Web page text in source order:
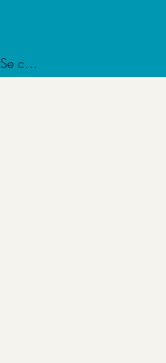
Se connecter